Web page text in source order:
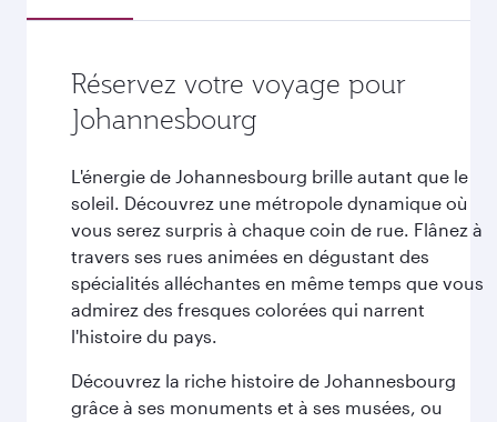
Réservez votre voyage pour
Johannesbourg
L'énergie de Johannesbourg brille autant que le
soleil. Découvrez une métropole dynamique où
vous serez surpris à chaque coin de rue. Flânez à
travers ses rues animées en dégustant des
spécialités alléchantes en même temps que vous
admirez des fresques colorées qui narrent
l'histoire du pays.
Découvrez la riche histoire de Johannesbourg
grâce à ses monuments et à ses musées, ou